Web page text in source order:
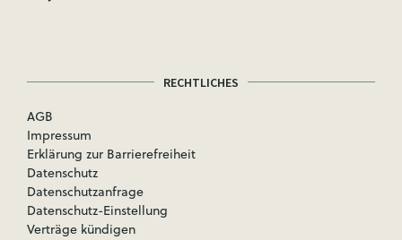
RECHTLICHES
AGB
Impressum
Erklärung zur Barrierefreiheit
Datenschutz
Datenschutzanfrage
Datenschutz-Einstellung
Verträge kündigen